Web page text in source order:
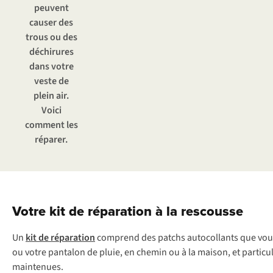
peuvent
causer des
trous ou des
déchirures
dans votre
veste de
plein air.
Voici
comment les
réparer.
Votre kit de réparation à la rescousse
Un kitderéparationcomprenddes patchs autocollantsquev
ouvotrepantalondepluie,encheminou à la maison,etparti
maintenues.